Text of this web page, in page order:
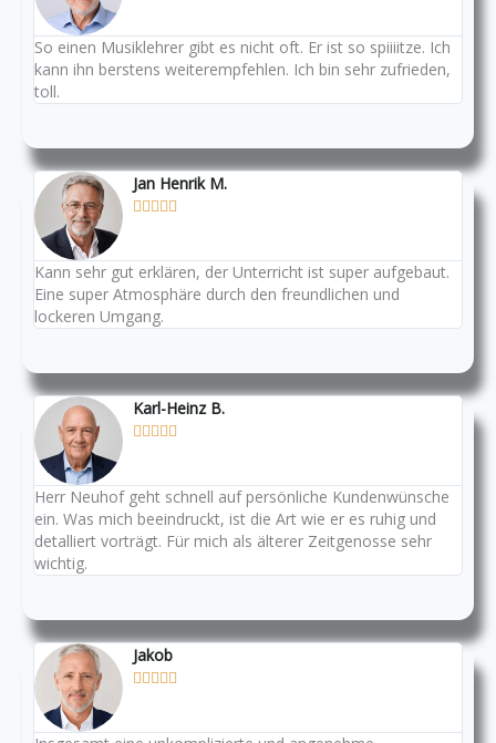
So einen Musiklehrer gibt es nicht oft. Er ist so spiiiitze. Ich
kann ihn berstens weiterempfehlen. Ich bin sehr zufrieden,
toll.
Jan Henrik M.
    
Kann sehr gut erklären, der Unterricht ist super aufgebaut.
Eine super Atmosphäre durch den freundlichen und
lockeren Umgang.
Karl-Heinz B.
    
Herr Neuhof geht schnell auf persönliche Kundenwünsche
ein. Was mich beeindruckt, ist die Art wie er es ruhig und
detalliert vorträgt. Für mich als älterer Zeitgenosse sehr
wichtig.
Jakob
    